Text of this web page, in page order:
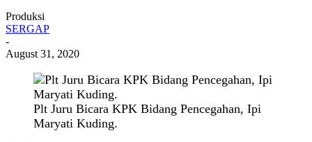
Produksi
SERGAP
-
August 31, 2020
Plt Juru Bicara KPK Bidang Pencegahan, Ipi
Maryati Kuding.